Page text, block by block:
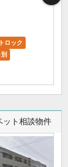
ロック
ト相談物件